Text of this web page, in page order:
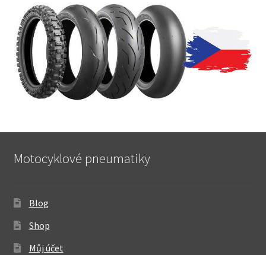
Motocyklové pneumatiky
Blog
Shop
Můj účet